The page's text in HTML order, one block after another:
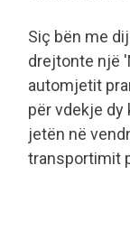
Siç bën me
drejtonte një
automjetit
për vdekje
jetën në
transportimit